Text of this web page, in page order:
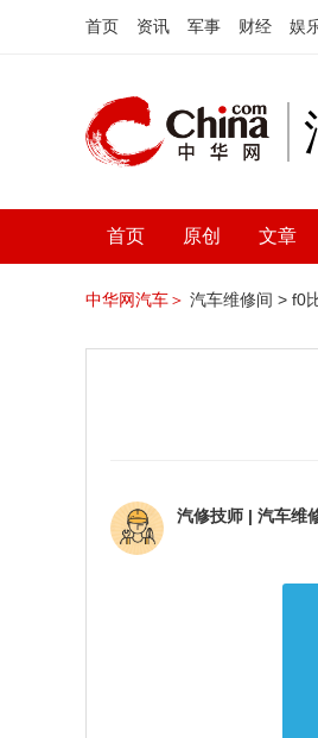
首页 资讯 军事 财经 娱
首页 原创 文章
中华网汽车＞ 汽车维修间 > f0
汽修技师 | 汽车维